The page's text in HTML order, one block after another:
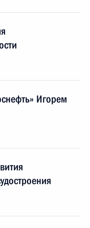
Игорем